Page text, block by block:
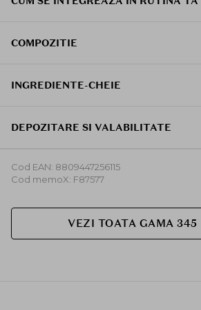
Hidrateaza instant si
si piele "care strange"
Finiseaza textura pielii si ofera un
picaturi mari
Poate fi folosit inainte si dupa
Agitati bine inainte de utilizare pentru a
Pulverizati uniform pe fata de la
cm, cu ochii si gura inchise. Tapotati
absorbtie mai buna. Se poate folosi
COMPOZITIE
INGREDIENTE-CHEIE
DEPOZITARE SI VALABILITATE
Cod EAN: 8809447256115
Cod memoX: F87577
VEZI TOATA GAMA 345